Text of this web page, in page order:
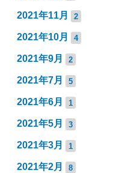
2021年11月 2
2021年10月 4
2021年9月 2
2021年7月 5
2021年6月 1
2021年5月 3
2021年3月 1
2021年2月 8